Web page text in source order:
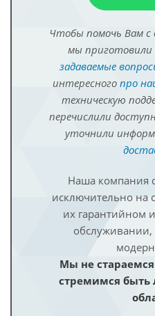
Чтобы помочь Вам
мы приготовили
задаваемые
интересного про
техническую
перечислили
уточнили
Наша компания
исключительно на
их гарантийном
Мы не
стремимся